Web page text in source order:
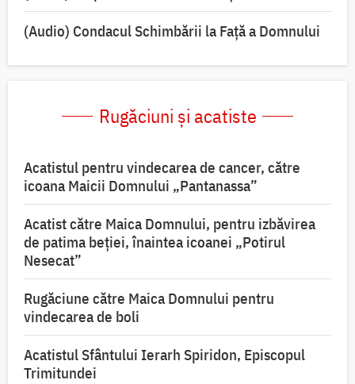
(Audio) Condacul Schimbării la Față a Domnului
Rugăciuni și acatiste
Acatistul pentru vindecarea de cancer, către
icoana Maicii Domnului „Pantanassa”
Acatist către Maica Domnului, pentru izbăvirea
de patima beției, înaintea icoanei „Potirul
Nesecat”
Rugăciune către Maica Domnului pentru
vindecarea de boli
Acatistul Sfântului Ierarh Spiridon, Episcopul
Trimitundei